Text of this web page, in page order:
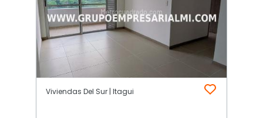
Viviendas Del Sur | Itagui